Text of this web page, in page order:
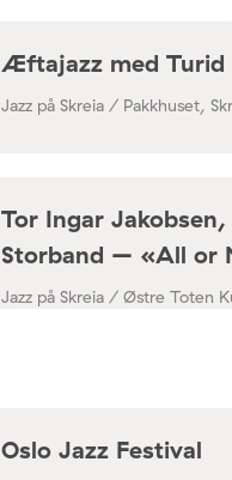
Æftajazz med Turid
Jazz på Skreia / Pakkhuset,
Tor Ingar
Storband – «All or
Jazz på Skreia / Østre Toten
Oslo Jazz Festival